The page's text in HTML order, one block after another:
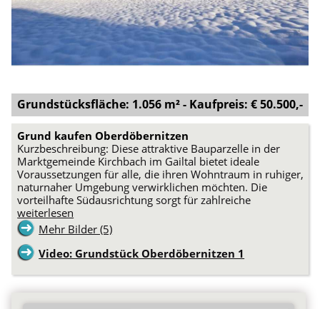
Grundstücksfläche: 1.056 m² - Kaufpreis: € 50.500,-
Grund kaufen Oberdöbernitzen
Kurzbeschreibung: Diese attraktive Bauparzelle in der
Marktgemeinde Kirchbach im Gailtal bietet ideale
Voraussetzungen für alle, die ihren Wohntraum in ruhiger,
naturnaher Umgebung verwirklichen möchten. Die
vorteilhafte Südausrichtung sorgt für zahlreiche
weiterlesen
Mehr Bilder (5)
Video: Grundstück Oberdöbernitzen 1